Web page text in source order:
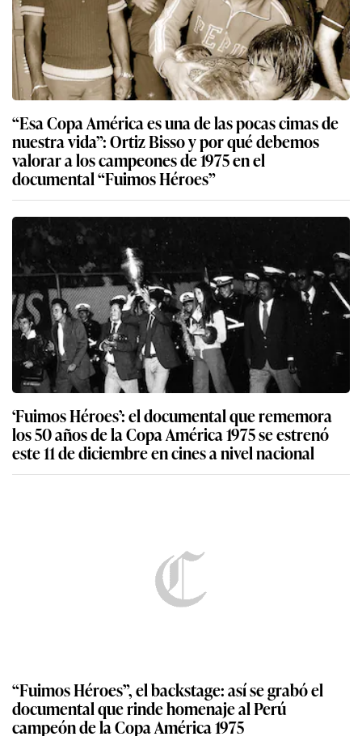
“Esa Copa América es una de las pocas cimas de
nuestra vida”: Ortiz Bisso y por qué debemos
valorar a los campeones de 1975 en el
documental “Fuimos Héroes”
‘Fuimos Héroes’: el documental que rememora
los 50 años de la Copa América 1975 se estrenó
este 11 de diciembre en cines a nivel nacional
“Fuimos Héroes”, el backstage: así se grabó el
documental que rinde homenaje al Perú
campeón de la Copa América 1975